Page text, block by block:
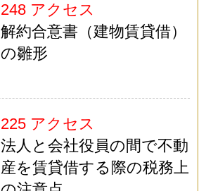
248 アクセス
解約合意書（建物賃貸借）
の雛形
225 アクセス
法人と会社役員の間で不動
産を賃貸借する際の税務上